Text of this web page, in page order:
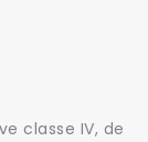
classe IV, de